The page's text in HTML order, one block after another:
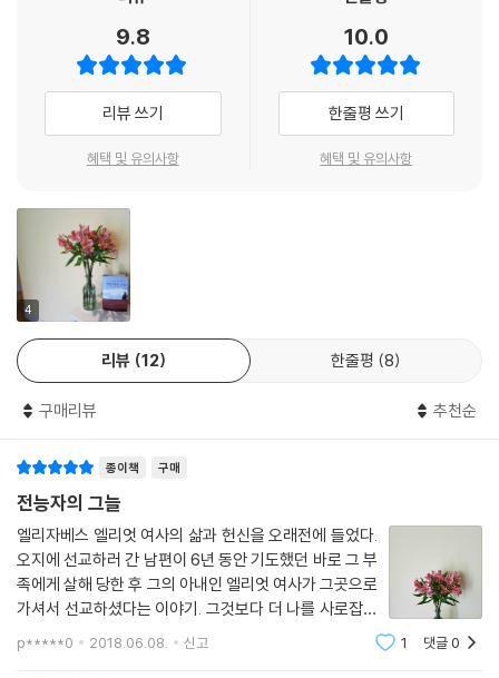
- 출간 50주년 기념 재조판(짐 엘리엇의 삶을 잘 보여주는 생생한 사진 수
- 젊은 그리스도인의 삶의 모델을 보여주는 현대의 고전
- 2002년 선교한국 오늘의 책 선정
- 하나님을 사랑한다는 것이 구체적으로 무엇을 뜻하는지 알고자 하는 그
리스도인
- 어떻게 살아야 하는지 고민하는 젊은 그리스도인
- 청년들을 돕고 양육하는 사역자
중한 축복의 하나로 여기고 있다. 진지한 인생의 무지개를 구하는 젊음들
에게, 후회를 동반하지 않을 진정한 사랑을 찾는 연인들에게, 주님의 지상
명령을 성취하는 도구로 쓰임 받기를 열망하는 그리스도의 증인들에게 이
귀한 한 권의 책을 필독서로 추천하고 싶다.
이동원 목사
『전능자의 그늘』은 내 삶에 큰 영향을 끼친 내 인생의 책이다. 젊은 시절,
나는 이 책을 열두 번이나 읽고 그의 글을 외우고 다닐 정도였다.
리처드 포스터
엘리자베스 엘리엇의 기록은 감동적 작품 이상이다. 그것은 복음 증거의
심장박동 자체다.
<크리스차니티 투데이>
9.8
리뷰 쓰기
혜택 및 유의사항
10.0
한줄평 쓰기
혜택 및 유의사항
4
리뷰 12 한줄평 8
구매리뷰 추천순
종이책 구매
전능자의 그늘
엘리자베스 엘리엇 여사의 삶과 헌신을 오래전에 들었다.
오지에 선교하러 간 남편이 6년 동안 기도했던 바로 그 부
족에게 살해 당한 후 그의 아내인 엘리엇 여사가 그곳으로
가셔서 선교하셨다는 이야기. 그것보다 더 나를 사로잡았
던 건 엘리엇 여사의 사진. 그녀의 얼굴에서 보이는 평안
함이 충격적이었기 때문이다. 마흔이 넘으면 살아온 삶이
p*****0 2018.06.08. 신고 1 댓글0